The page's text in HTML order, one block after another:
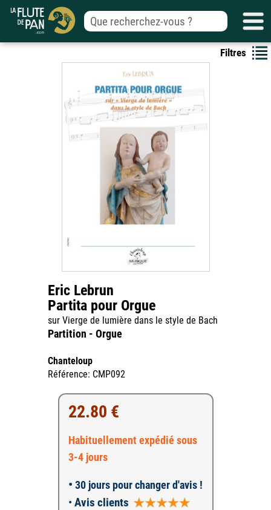
Filtres
Eric Lebrun
Partita pour Orgue
sur Vierge de lumière dans le style de Bach
Partition - Orgue
Chanteloup
Référence: CMP092
22.80 €
Habituellement expédié sous
3-4 jours
• 30 jours pour changer d'avis !
• Avis clients